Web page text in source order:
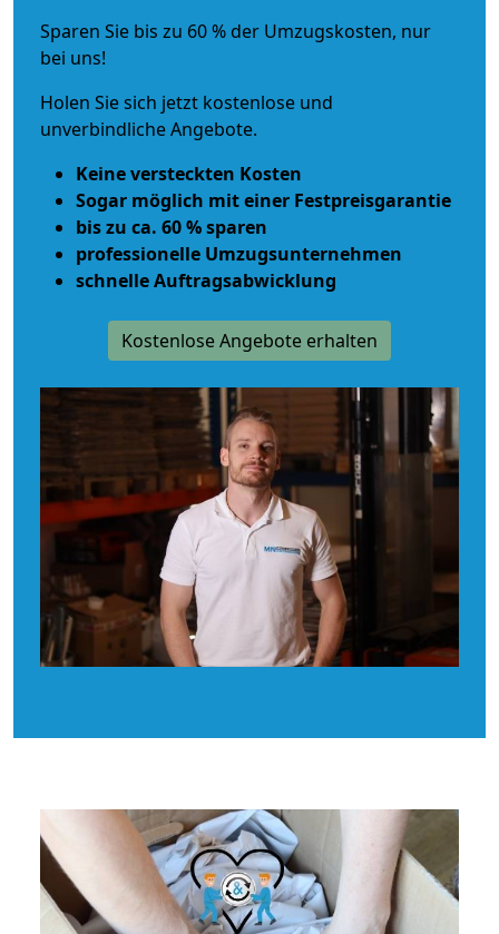
Sparen Sie bis zu 60 % der Umzugskosten, nur
bei uns!
Holen Sie sich jetzt kostenlose und
unverbindliche Angebote.
Keine versteckten Kosten
Sogar möglich mit einer Festpreisgarantie
bis zu ca. 60 % sparen
professionelle Umzugsunternehmen
schnelle Auftragsabwicklung
Kostenlose Angebote erhalten